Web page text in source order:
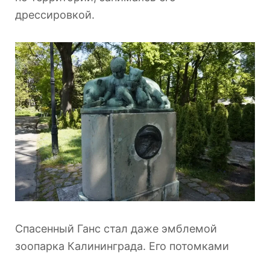
дрессировкой.
Спасенный Ганс стал даже эмблемой
зоопарка Калининграда. Его потомками